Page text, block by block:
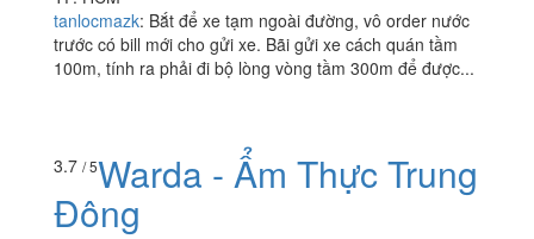
tanlocmazk: Bắt để xe tạm ngoài đường, vô order nước
trước có bill mới cho gửi xe. Bãi gửi xe cách quán tầm
100m, tính ra phải đi bộ lòng vòng tầm 300m để được...
3.7 / 5Warda - Ẩm Thực Trung
Đông